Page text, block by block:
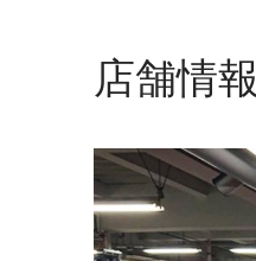
店舗情報